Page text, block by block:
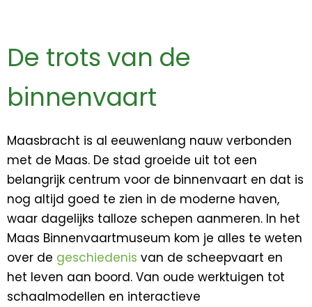
De trots van de
binnenvaart
Maasbracht is al eeuwenlang nauw verbonden
met de Maas. De stad groeide uit tot een
belangrijk centrum voor de binnenvaart en dat is
nog altijd goed te zien in de moderne haven,
waar dagelijks talloze schepen aanmeren. In het
Maas Binnenvaartmuseum kom je alles te weten
over de geschiedenis van de scheepvaart en
het leven aan boord. Van oude werktuigen tot
schaalmodellen en interactieve